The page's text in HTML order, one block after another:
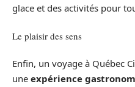
glace et des activités pour
Le plaisir des sens
Enfin, un voyage à Québec
une expérience